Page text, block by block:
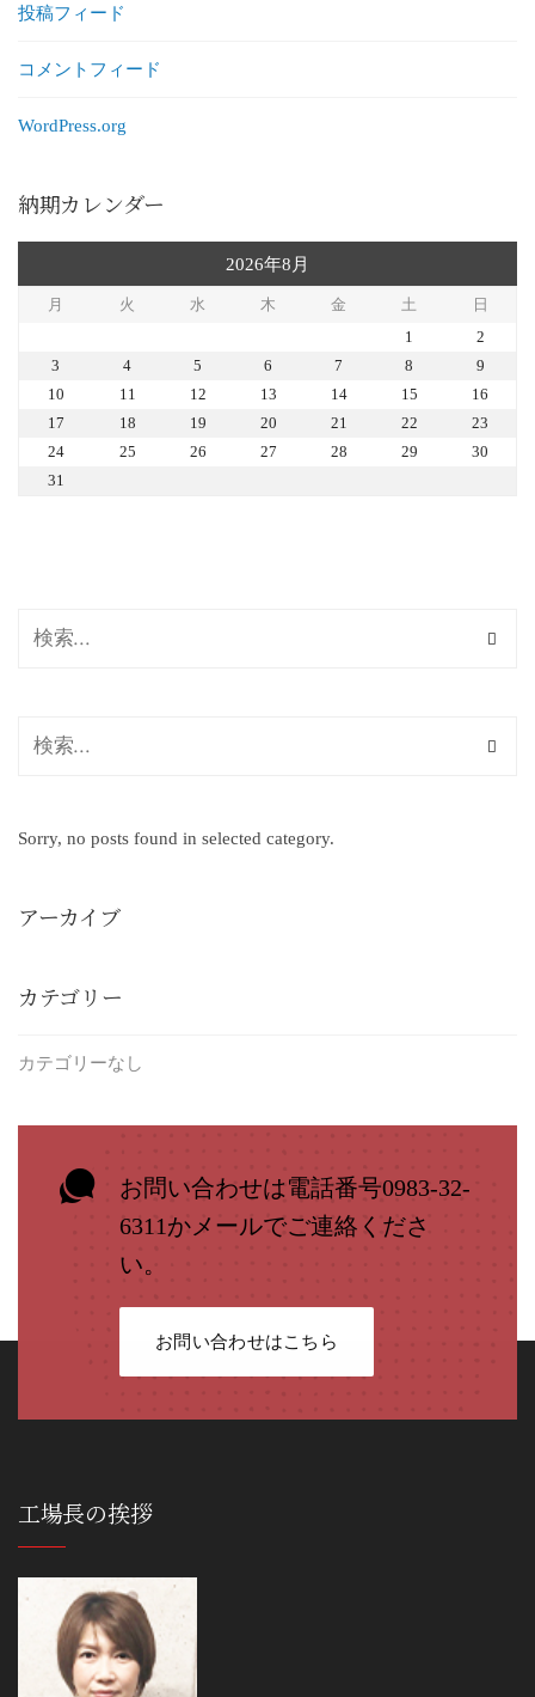
投稿フィード
コメントフィード
WordPress.org
納期カレンダー
2026年8月
月 火 水 木 金 土
日
1
2
3
4 5 6 7 8
9
10
11 12 13 14 15
16
17
18 19 20 21 22
23
24
25 26 27 28 29
30
31
Sorry, no posts found in selected category.
アーカイブ
カテゴリー
カテゴリーなし
お問い合わせは電話番号0983-32-
6311かメールでご連絡くださ
い。
お問い合わせはこちら
工場長の挨拶